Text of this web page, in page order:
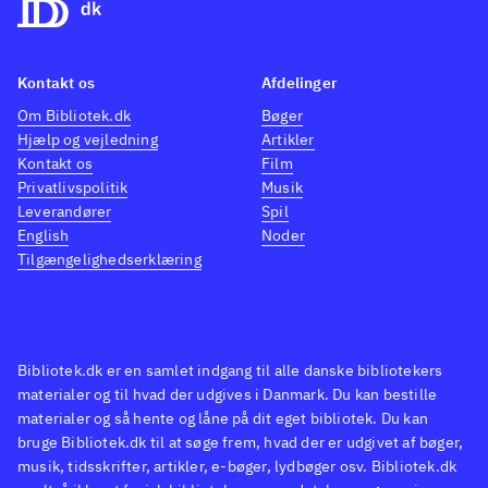
også virker rigtig godt i dette spil
Bibliotek.dk er en samlet indgang til alle danske bibliotekers
materialer og til hvad der udgives i Danmark. Du kan bestille
materialer og så hente og låne på dit eget bibliotek. Du kan
bruge Bibliotek.dk til at søge frem, hvad der er udgivet af bøger,
musik, tidsskrifter, artikler, e-bøger, lydbøger osv. Bibliotek.dk
Kontakt os
Om Bibliotek.dk
Hjælp og vejledning
Kontakt os
Privatlivspolitik
Leverandører
English
Tilgængelighedserklæring
Afdelinger
Bøger
Artikler
Film
Musik
Spil
Noder